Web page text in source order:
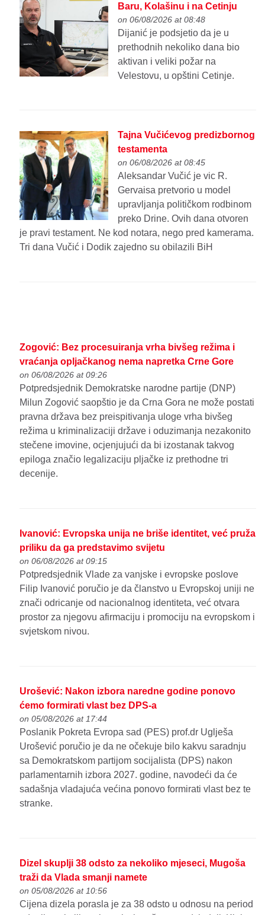
Baru, Kolašinu i na Cetinju
on 06/08/2026 at 08:48
Dijanić je podsjetio da je u
prethodnih nekoliko dana bio
aktivan i veliki požar na
Velestovu, u opštini Cetinje.
Tajna Vučićevog predizbornog
testamenta
on 06/08/2026 at 08:45
Aleksandar Vučić je vic R.
Gervaisa pretvorio u model
upravljanja političkom rodbinom
preko Drine. Ovih dana otvoren
je pravi testament. Ne kod notara, nego pred kamerama.
Tri dana Vučić i Dodik zajedno su obilazili BiH
Zogović: Bez procesuiranja vrha bivšeg režima i
vraćanja opljačkanog nema napretka Crne Gore
on 06/08/2026 at 09:26
Potpredsjednik Demokratske narodne partije (DNP)
Milun Zogović saopštio je da Crna Gora ne može postati
pravna država bez preispitivanja uloge vrha bivšeg
režima u kriminalizaciji države i oduzimanja nezakonito
stečene imovine, ocjenjujući da bi izostanak takvog
epiloga značio legalizaciju pljačke iz prethodne tri
decenije.
Ivanović: Evropska unija ne briše identitet, već pruža
priliku da ga predstavimo svijetu
on 06/08/2026 at 09:15
Potpredsjednik Vlade za vanjske i evropske poslove
Filip Ivanović poručio je da članstvo u Evropskoj uniji ne
znači odricanje od nacionalnog identiteta, već otvara
prostor za njegovu afirmaciju i promociju na evropskom i
svjetskom nivou.
Urošević: Nakon izbora naredne godine ponovo
ćemo formirati vlast bez DPS-a
on 05/08/2026 at 17:44
Poslanik Pokreta Evropa sad (PES) prof.dr Uglješa
Urošević poručio je da ne očekuje bilo kakvu saradnju
sa Demokratskom partijom socijalista (DPS) nakon
parlamentarnih izbora 2027. godine, navodeći da će
sadašnja vladajuća većina ponovo formirati vlast bez te
stranke.
Dizel skuplji 38 odsto za nekoliko mjeseci, Mugoša
traži da Vlada smanji namete
on 05/08/2026 at 10:56
Cijena dizela porasla je za 38 odsto u odnosu na period